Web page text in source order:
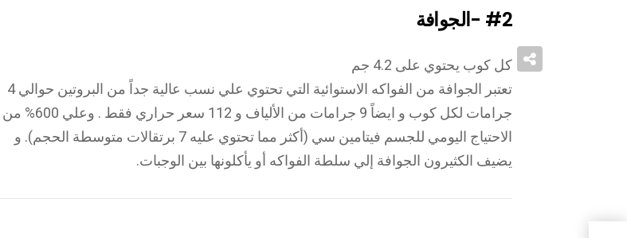
#2 -الجوافة
كل كوب يحتوي على 4.2 جم
تعتبر الجوافة من الفواكه الاستوائية التي تحتوي علي نسب عالية جداً من البروتين حوالي 4
جرامات لكل كوب و ايضاً 9 جرامات من الألياف و 112 سعر حراري فقط . وعلي 600% من
الاحتياج اليومي للجسم فيتامين سي (أكثر مما تحتوي عليه 7 برتقالات متوسطة الحجم). و
يضيف الكثيرون الجوافة إلي سلطة الفواكه أو يأكلونها بين الوجبات.